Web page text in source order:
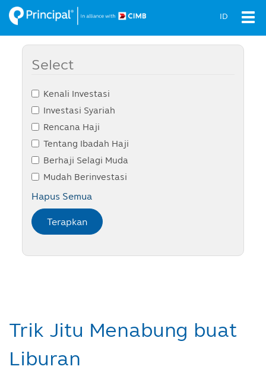
Skip
to
main
content
ID
Trik Jitu Menabung buat
Liburan
Select
Kenali Investasi
Investasi Syariah
Rencana Haji
Tentang Ibadah Haji
Berhaji Selagi Muda
Mudah Berinvestasi
Hapus Semua
Terapkan